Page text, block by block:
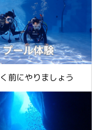
前にやりましょう